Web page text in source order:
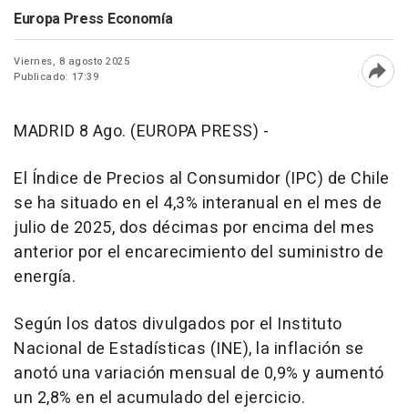
Europa Press Economía
Viernes, 8 agosto 2025
Publicado: 17:39
MADRID 8 Ago. (EUROPA PRESS) -
El Índice de Precios al Consumidor (IPC) de Chile
se ha situado en el 4,3% interanual en el mes de
julio de 2025, dos décimas por encima del mes
anterior por el encarecimiento del suministro de
energía.
Según los datos divulgados por el Instituto
Nacional de Estadísticas (INE), la inflación se
anotó una variación mensual de 0,9% y aumentó
un 2,8% en el acumulado del ejercicio.